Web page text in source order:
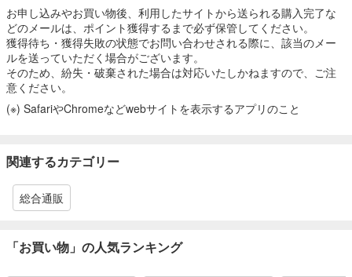
お申し込みやお買い物後、利用したサイトから送られる購入完了な
どのメールは、ポイント獲得するまで必ず保管してください。
獲得待ち・獲得失敗の状態でお問い合わせされる際に、該当のメー
ルを送っていただく場合がございます。
そのため、紛失・破棄された場合は対応いたしかねますので、ご注
意ください。
(※) SafariやChromeなどwebサイトを表示するアプリのこと
関連するカテゴリー
総合通販
「お買い物」の人気ランキング